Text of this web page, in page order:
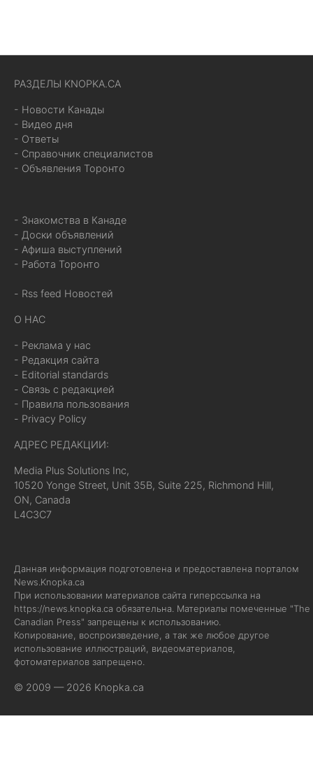
РАЗДЕЛЫ KNOPKA.CA
- Новости Канады
- Видео дня
- Ответы
- Справочник специалистов
- Объявления Торонто
- Знакомства в Канаде
- Доски объявлений
- Афиша выступлений
- Работа Торонто
- Rss feed Новостей
О НАС
- Реклама у нас
- Редакция сайта
- Editorial standards
- Связь с редакцией
- Правила пользования
- Privacy Policy
АДРЕС РЕДАКЦИИ:
Media Plus Solutions Inc,
10520 Yonge Street, Unit 35B, Suite 225, Richmond Hill,
ON, Canada
L4C3C7
Данная информация подготовлена и предоставлена порталом
News.Knopka.ca
При использовании материалов сайта гиперссылка на
https://news.knopka.ca обязательна. Материалы помеченные "The
Canadian Press" запрещены к использованию.
Копирование, воспроизведение, а так же любое другое
использование иллюстраций, видеоматериалов,
фотоматериалов запрещено.
© 2009 — 2026 Knopka.ca